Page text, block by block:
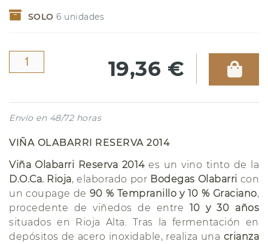
SOLO 6 unidades
19,36 €
Envío en 48/72 horas
VIÑA OLABARRI RESERVA 2014
Viña Olabarri Reserva 2014es un vino tinto de la
D.O.Ca. Rioja, elaborado por Bodegas Olabarri con
un coupage de 90 % Tempranillo y 10 % Graciano,
procedente de viñedos de entre 10 y 30 años
situados en Rioja Alta. Tras la fermentación en
depósitos de acero inoxidable, realiza una crianza